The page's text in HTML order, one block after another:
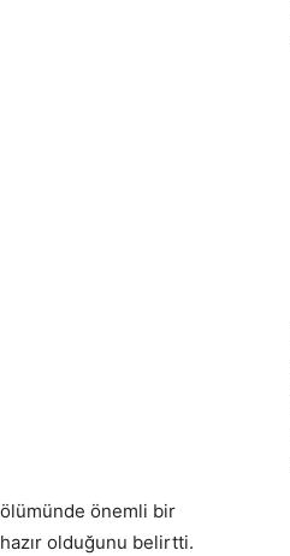
önemli bir
olduğunu belirtti.